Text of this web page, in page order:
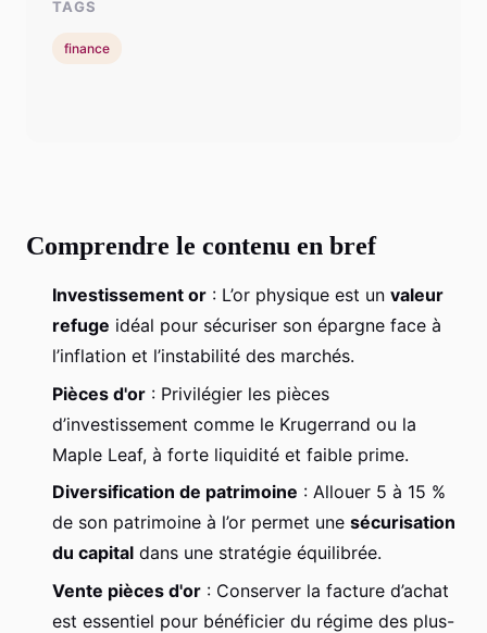
Comprendre le contenu en bref
Investissement or : L’or physique est un valeur
refuge idéal pour sécuriser son épargne face à
l’inflation et l’instabilité des marchés.
Pièces d'or : Privilégier les pièces
d’investissement comme le Krugerrand ou la
Maple Leaf, à forte liquidité et faible prime.
Diversification de patrimoine : Allouer 5 à 15 %
de son patrimoine à l’or permet une sécurisation
du capital dans une stratégie équilibrée.
Vente pièces d'or : Conserver la facture d’achat
est essentiel pour bénéficier du régime des plus-
TAGS
finance